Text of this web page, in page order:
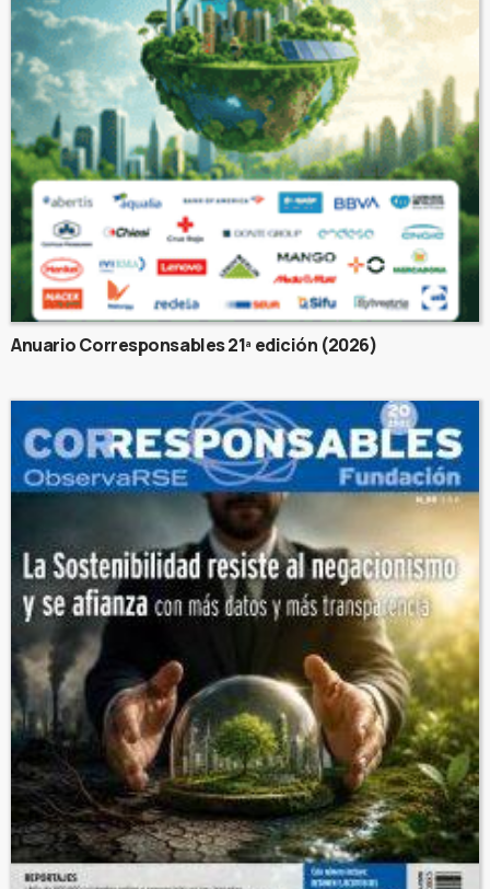
Anuario Corresponsables 21ª edición (2026)